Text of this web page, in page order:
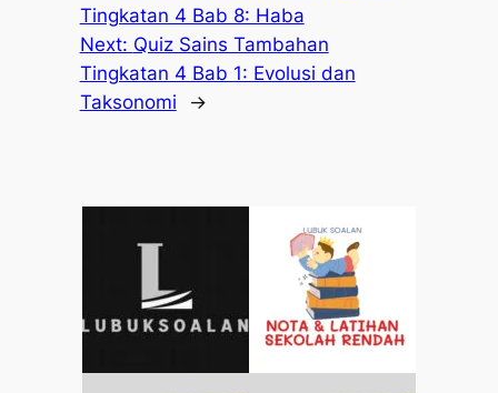
Tingkatan 4 Bab 8: Haba
Next: Quiz Sains Tambahan
Tingkatan 4 Bab 1: Evolusi dan
Taksonomi
→